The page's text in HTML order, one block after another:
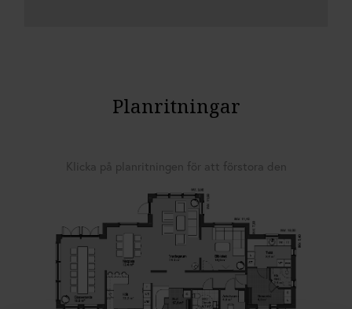
Planritningar
Klicka på planritningen för att förstora den